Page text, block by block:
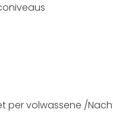
per volwassene /